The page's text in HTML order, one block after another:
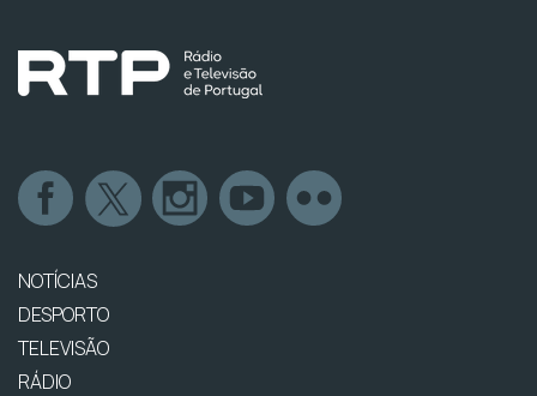
NOTÍCIAS
DESPORTO
TELEVISÃO
RÁDIO